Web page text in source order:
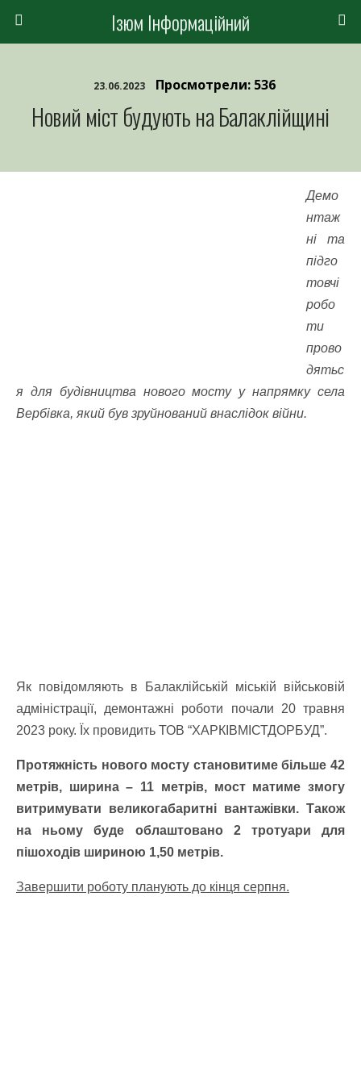
Ізюм Інформаційний
23.06.2023 Просмотрели: 536
Новий міст будують на Балаклійщині
Демо
нтаж
ні та
підго
товчі
робо
ти
прово
дятьс
я для будівництва нового мосту у напрямку села
Вербівка, який був зруйнований внаслідок війни.
Як повідомляють в Балаклійській міській військовій
адміністрації, демонтажні роботи почали 20 травня
2023 року. Їх провидить ТОВ “ХАРКІВМІСТДОРБУД”.
Протяжність нового мосту становитиме більше 42
метрів, ширина – 11 метрів, мост матиме змогу
витримувати великогабаритні вантажівки. Також
на ньому буде облаштовано 2 тротуари для
пішоходів шириною 1,50 метрів.
Завершити роботу планують до кінця серпня.